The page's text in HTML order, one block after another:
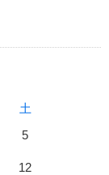
土
5
12